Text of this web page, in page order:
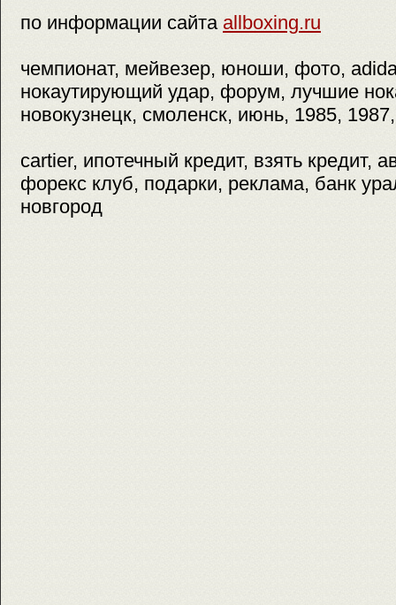
по информации сайта allboxing.ru
чемпионат, мейвезер, юноши, фото,
нокаутирующий удар, форум, лучшие
новокузнецк, смоленск, июнь, 1985,
cartier, ипотечный кредит, взять кредит,
форекс клуб, подарки, реклама, банк
новгород